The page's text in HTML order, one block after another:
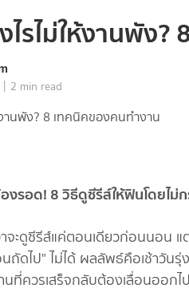
รไม่ให้งานพัง
| 2 min read
รอด! 8 วิธีดูซีรีส์ให้ฟินโดยไม่
จะดูซีรีส์แค่ตอนเดียวก่อนนอน
ดไป" ไม่ได้ ผลลัพธ์คือเช้าวัน
นที่ควรเสร็จกลับต้องเลื่อนออกไป